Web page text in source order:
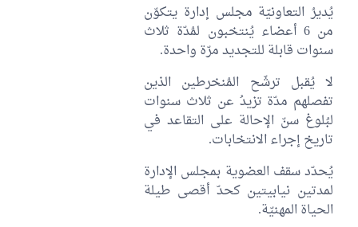
يُديرُ التعاونيّة مجلس إدارة يتكوّن
من 6 أعضاء يُنتخبون لمُدّة ثلاث
سنوات قابلة للتجديد مرّة واحدة.
لا يُقبل ترشّح المُنخرطين الذين
تفصلهم مدّة تزيدُ عن ثلاث سنوات
لبُلوغ سنّ الإحالة على التقاعد في
تاريخ إجراء الانتخابات.
يُحدّد سقف العضوية بمجلس الإدارة
لمدتين نيابيتين كحدّ أقصى طيلة
الحياة المهنيّة.